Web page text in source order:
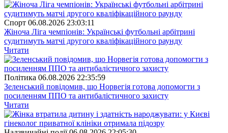
Спорт 06.08.2026 23:03:11
Жіноча Ліга чемпіонів: Українські футбольні арбітрині
судитимуть матчі другого кваліфікаційного раунду
Читати
Полiтика 06.08.2026 22:35:59
Зеленський повідомив, що Норвегія готова допомогти з
посиленням ППО та антибалістичного захисту
Читати